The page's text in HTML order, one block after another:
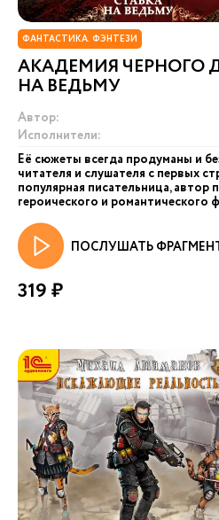
ФАНТАСТИКА. ФЭНТЕЗИ
АКАДЕМИЯ ЧЕРНОГО
НА ВЕДЬМУ
Автор:
Исполнители:
Её сюжеты всегда продуманы и
читателя и слушателя с первых
популярная писательница, автор
героического и романтического
ПОСЛУШАТЬ
319 ₽